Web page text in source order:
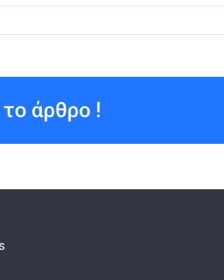
άρθρο !